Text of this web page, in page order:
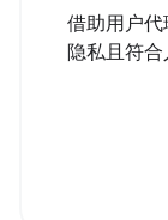
借助用户
隐私且符